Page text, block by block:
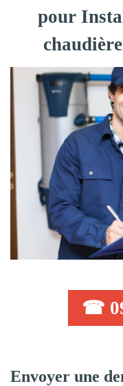
pour
☎
Envoyer une